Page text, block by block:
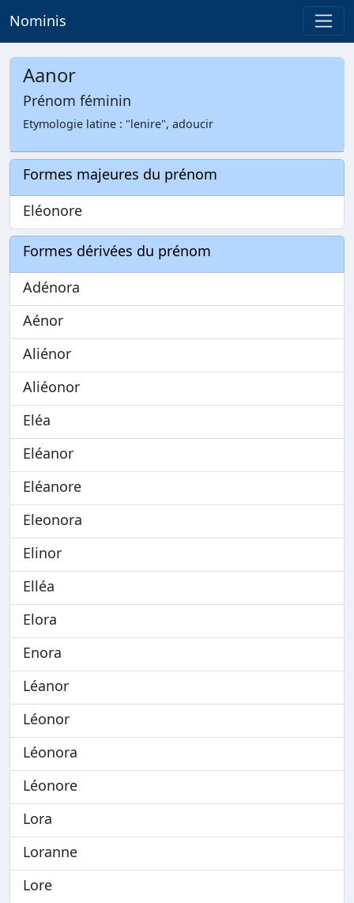
Nominis
Aanor
Prénom féminin
Etymologie latine : "lenire", adoucir
Formes majeures du prénom
Eléonore
Formes dérivées du prénom
Adénora
Aénor
Aliénor
Aliéonor
Eléa
Eléanor
Eléanore
Eleonora
Elinor
Elléa
Elora
Enora
Léanor
Léonor
Léonora
Léonore
Lora
Loranne
Lore